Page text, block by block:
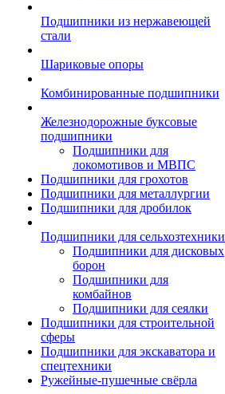
Подшипники из нержавеющей
стали
Шариковые опоры
Комбинированные подшипники
Железнодорожные буксовые
подшипники
Подшипники для
локомотивов и МВПС
Подшипники для грохотов
Подшипники для металлургии
Подшипники для дробилок
Подшипники для сельхозтехники
Подшипники для дисковых
борон
Подшипники для
комбайнов
Подшипники для сеялки
Подшипники для строительной
сферы
Подшипники для экскаватора и
спецтехники
Ружейные-пушечные свёрла